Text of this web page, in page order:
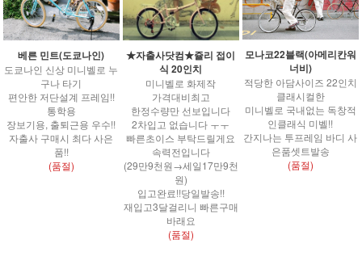
베른 민트(도쿄나인)
도쿄나인 신상 미니벨로 누
구나 타기
편안한 저단설계 프레임!!
통학용
장보기용, 출퇴근용 우수!!
자출사 구매시 최다 사은
품!!
(품절)
★자출사닷컴★쥴리 접이
식 20인치
미니벨로 화제작
가격대비최고
한정수량만 선보입니다
2차입고 없습니다 ㅜㅜ
빠른초이스 부탁드릴게요
속력전입니다
(29만9천원→세일17만9천
원)
입고완료!!당일발송!!
재입고3달걸리니 빠른구매
바래요
(품절)
모나코22블랙(아메리칸워
너비)
적당한 아담사이즈 22인치
클래시컬한
미니벨로 국내없는 독창적
인클래식 미벨!!
간지나는 투프레임 바디 사
은품셋트발송
(품절)